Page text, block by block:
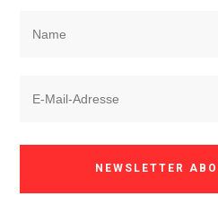
NEWSLETTER